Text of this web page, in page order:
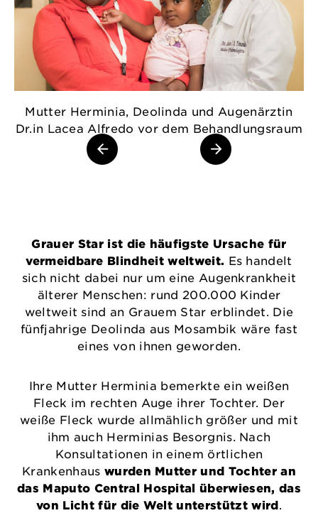
Mutter Herminia, Deolinda und Augenärztin
Dr.in Lacea Alfredo vor dem Behandlungsraum
Grauer Star ist die häufigste Ursache für
vermeidbare Blindheit weltweit. Es handelt
sich nicht dabei nur um eine Augenkrankheit
älterer Menschen: rund 200.000 Kinder
weltweit sind an Grauem Star erblindet. Die
fünfjahrige Deolinda aus Mosambik wäre fast
eines von ihnen geworden.
Ihre Mutter Herminia bemerkte ein weißen
Fleck im rechten Auge ihrer Tochter. Der
weiße Fleck wurde allmählich größer und mit
ihm auch Herminias Besorgnis. Nach
Konsultationen in einem örtlichen
Krankenhaus wurden Mutter und Tochter an
das Maputo Central Hospital überwiesen, das
von Licht für die Welt unterstützt wird.